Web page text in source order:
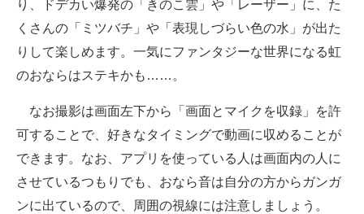
り、ドデカい爆発の「きのこ雲」や「レーザー」に、た
くさんの「ミツバチ」や「表現しづらい色の水」が出た
りして楽しめます。一気にファンタジーな世界になる虹
のおならはステキかも……。
なお撮影は画面左下から「画面とマイクを収録」を許
可することで、好きなタイミングで動画に収めることが
できます。なお、アプリを使っている人は画面内の人に
させているつもりでも、おなら音は自分の方からガンガ
ンに出ているので、周囲の視線には注意しましょう。